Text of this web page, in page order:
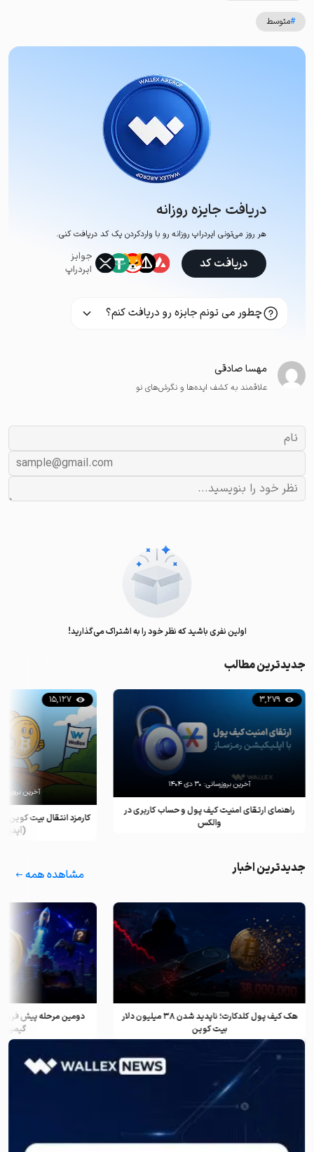
#متوسط
دریافت جایزه روزانه
هر روز می‌تونی ایردراپ روزانه رو با وارد‌کردن یک کد دریافت کنی.
جوایز
ایردراپ
دریافت کد
چطور می تونم جایزه رو دریافت کنم؟
مهسا صادقی
علاقمند به کشف ایده‌ها و نگرش‌های نو
اولین نفری باشید که نظر خود را به اشتراک می‌گذارید!
جدیدترین مطالب
راهنمای ارتقای امنیت کیف پول و حساب کاربری در
والکس
3,279
آخرین بروزرسانی: ۳۰ دی ۱۴۰۴
کارمزد انتقال بیت کوین
(آپدیت
15,127
آخرین
جدیدترین اخبار مشاهده همه
هک کیف پول کلدکارت؛ ناپدید شدن ۳۸ میلیون دلار
بیت کوین
دومین مرحله پیش